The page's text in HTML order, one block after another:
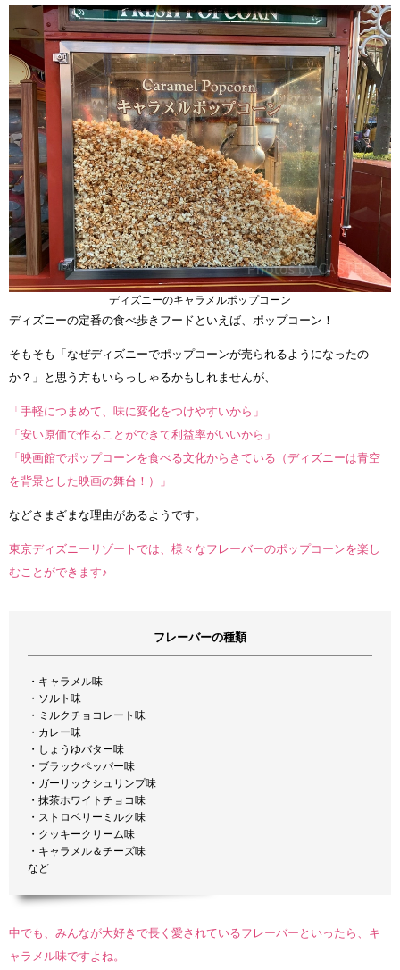
ディズニーのキャラメルポップコーン
ディズニーの定番の食べ歩きフードといえば、ポップコーン！
そもそも「なぜディズニーでポップコーンが売られるようになったの
か？」と思う方もいらっしゃるかもしれませんが、
「手軽につまめて、味に変化をつけやすいから」
「安い原価で作ることができて利益率がいいから」
「映画館でポップコーンを食べる文化からきている（ディズニーは青空
を背景とした映画の舞台！）」
などさまざまな理由があるようです。
東京ディズニーリゾートでは、様々なフレーバーのポップコーンを楽し
むことができます♪
フレーバーの種類
・キャラメル味
・ソルト味
・ミルクチョコレート味
・カレー味
・しょうゆバター味
・ブラックペッパー味
・ガーリックシュリンプ味
・抹茶ホワイトチョコ味
・ストロベリーミルク味
・クッキークリーム味
・キャラメル＆チーズ味
など
中でも、みんなが大好きで長く愛されているフレーバーといったら、キ
ャラメル味ですよね。